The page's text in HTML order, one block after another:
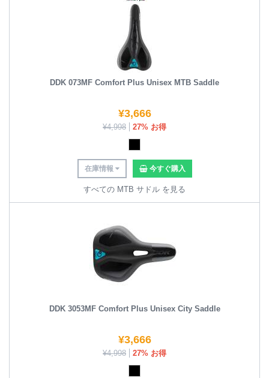
DDK 073MF Comfort Plus Unisex MTB Saddle
¥3,666
¥4,998 27% お得
在庫情報 今すぐ購入
すべての MTB サドル を見る
DDK 3053MF Comfort Plus Unisex City Saddle
¥3,666
¥4,998 27% お得